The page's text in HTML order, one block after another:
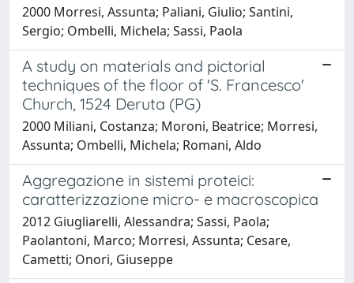
2000 Morresi, Assunta; Paliani, Giulio; Santini,
Sergio; Ombelli, Michela; Sassi, Paola
A study on materials and pictorial
techniques of the floor of 'S. Francesco'
Church, 1524 Deruta (PG)
2000 Miliani, Costanza; Moroni, Beatrice; Morresi,
Assunta; Ombelli, Michela; Romani, Aldo
Aggregazione in sistemi proteici:
caratterizzazione micro- e macroscopica
2012 Giugliarelli, Alessandra; Sassi, Paola;
Paolantoni, Marco; Morresi, Assunta; Cesare,
Cametti; Onori, Giuseppe